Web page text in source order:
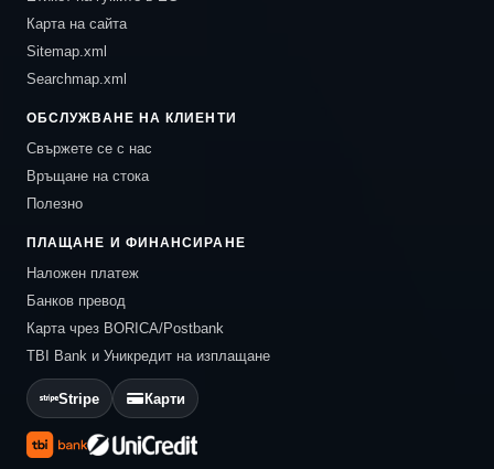
Карта на сайта
Sitemap.xml
Searchmap.xml
ОБСЛУЖВАНЕ НА КЛИЕНТИ
Свържете се с нас
Връщане на стока
Полезно
ПЛАЩАНЕ И ФИНАНСИРАНЕ
Наложен платеж
Банков превод
Карта чрез BORICA/Postbank
TBI Bank и Уникредит на изплащане
Stripe Карти